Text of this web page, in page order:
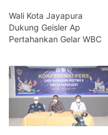
Wali Kota Jayapura
Dukung Geisler Ap
Pertahankan Gelar WBC